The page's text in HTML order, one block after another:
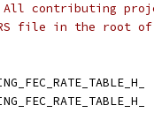
contributing
file in the root